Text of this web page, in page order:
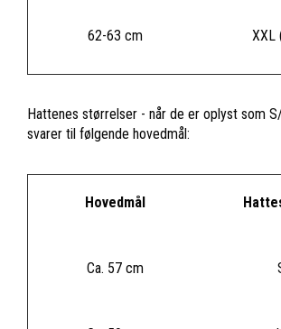
62-63 cm XXL
Hattenes størrelser - når de er oplyst som
svarer til følgende hovedmål:
Hovedmål
Ca. 57 cm